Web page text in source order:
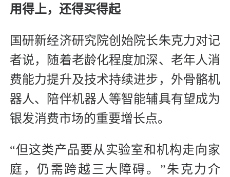
用得上，还得买得起
国研新经济研究院创始院长朱克力对记
者说，随着老龄化程度加深、老年人消
费能力提升及技术持续进步，外骨骼机
器人、陪伴机器人等智能辅具有望成为
银发消费市场的重要增长点。
“但这类产品要从实验室和机构走向家
庭，仍需跨越三大障碍。”朱克力介